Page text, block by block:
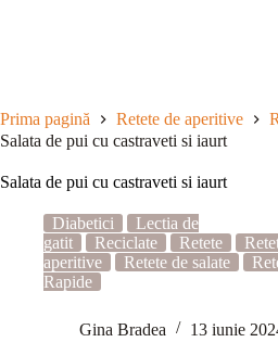
Prima pagină Retete de aperitive
Salata de pui cu castraveti si iaurt
Salata de pui cu castraveti si iaurt
Diabetici
Lectia de
gatit
Reciclate Retete
aperitive
Retete de salate
Rapide
Gina Bradea 13 iunie